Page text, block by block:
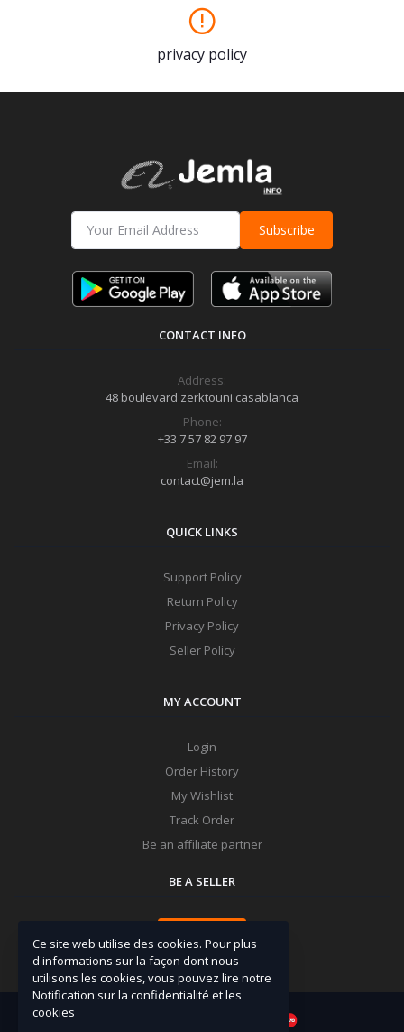
privacy policy
Subscribe
CONTACT INFO
Address:
48 boulevard zerktouni casablanca
Phone:
+33 7 57 82 97 97
Email:
contact@jem.la
QUICK LINKS
Support Policy
Return Policy
Privacy Policy
Seller Policy
MY ACCOUNT
Login
Order History
My Wishlist
Track Order
Be an affiliate partner
BE A SELLER
Ce site web utilise des cookies. Pour plus
d'informations sur la façon dont nous
utilisons les cookies, vous pouvez lire notre
Notification sur la confidentialité et les
cookies